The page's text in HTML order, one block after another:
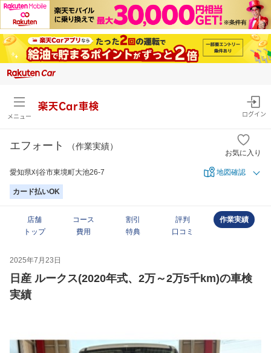
メニュー
楽天Car車検
ログイン
エフォート （作業実績）
お気に入り
愛知県刈谷市東境町大池26-7 地図確認
カード払いOK
店舗
トップ
コース
費用
割引
特典
評判
口コミ
作業実績
2025年7月23日
日産 ルークス(2020年式、2万～2万5千km)の車検
実績